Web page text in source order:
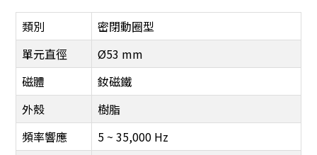
類別
密閉動圈型
單元直徑
Ø53 mm
磁體
釹磁鐵
外殼
樹脂
頻率響應
5 ~ 35,000 Hz